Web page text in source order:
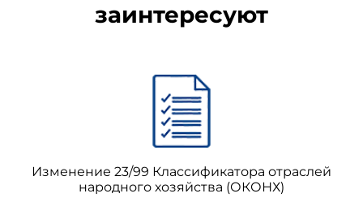
заинтересуют
Изменение 23/99 Классификатора отраслей
народного хозяйства (ОКОНХ)